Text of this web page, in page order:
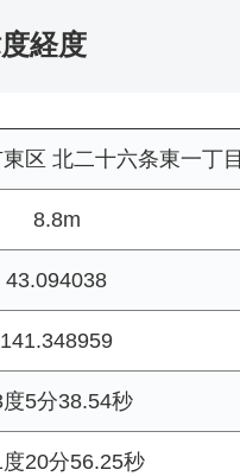
経度
区 北二十六条東一丁目
8.8m
43.094038
141.348959
5分38.54秒
度20分56.25秒